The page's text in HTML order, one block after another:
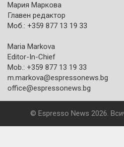
Мария Маркова
Главен редактор
Моб.: +359 877 13 19 33
Maria Markova
Editor-In-Chief
Mob.: +359 877 13 19 33
m.markova@espressonews.bg
office@espressonews.bg
© Espresso News 2026.